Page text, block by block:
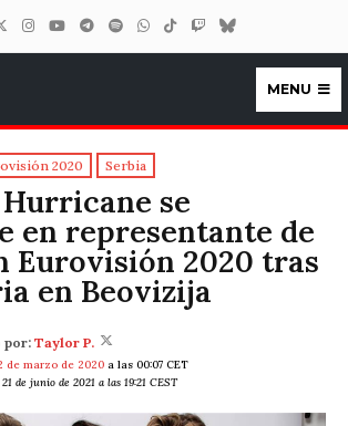
España
MENU
2020 Serbia
se
en representante de
Eurovisión 2020 tras
en Beovizija
por: Taylor P.
de marzo de 2020 a las 00:07 CET
de junio de 2021 a las 19:21 CEST